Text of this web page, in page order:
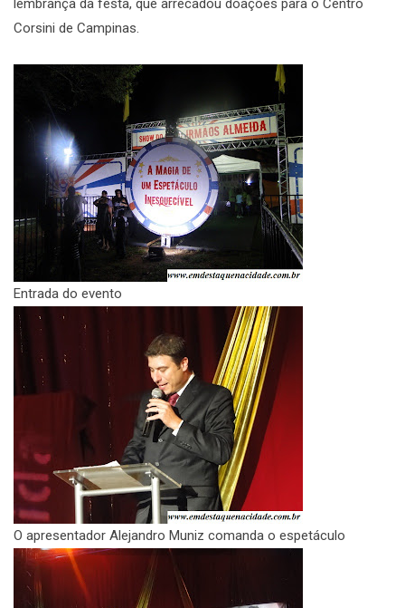
lembrança da festa, que arrecadou doações para o Centro
Corsini de Campinas.
Entrada do evento
O apresentador Alejandro Muniz comanda o espetáculo